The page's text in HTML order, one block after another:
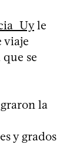
le
viaje
se
la
y grados